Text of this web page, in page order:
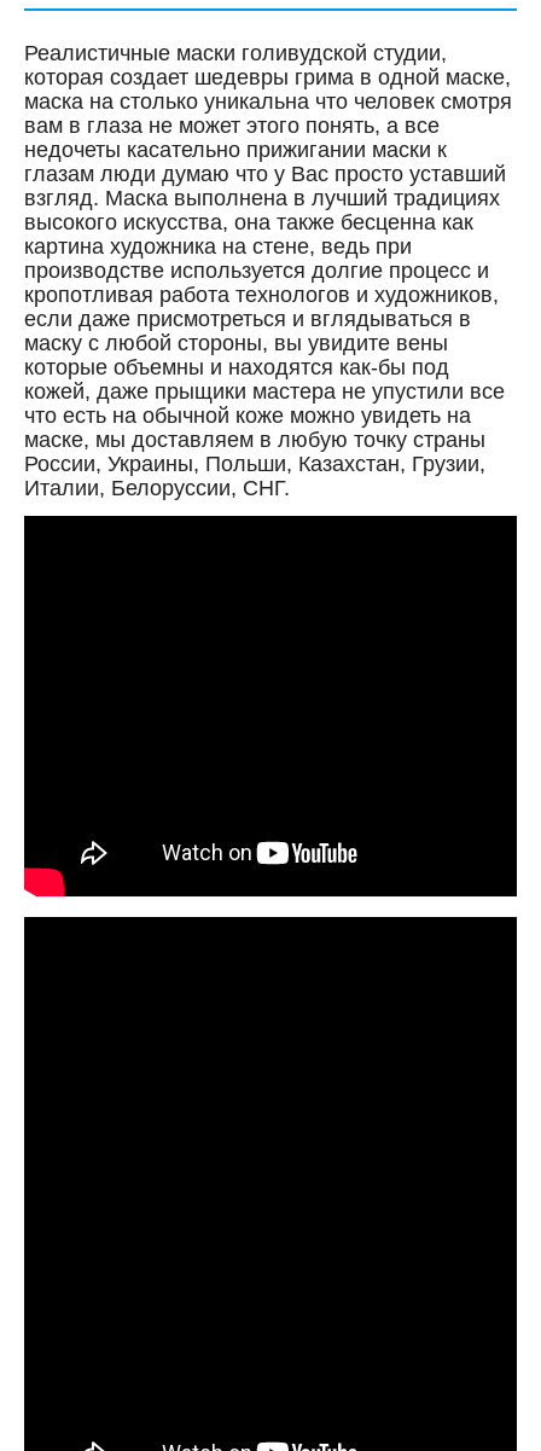
Реалистичные маски голивудской студии,
которая создает шедевры грима в одной маске,
маска на столько уникальна что человек смотря
вам в глаза не может этого понять, а все
недочеты касательно прижигании маски к
глазам люди думаю что у Вас просто уставший
взгляд. Маска выполнена в лучший традициях
высокого искусства, она также бесценна как
картина художника на стене, ведь при
производстве используется долгие процесс и
кропотливая работа технологов и художников,
если даже присмотреться и вглядываться в
маску с любой стороны, вы увидите вены
которые объемны и находятся как-бы под
кожей, даже прыщики мастера не упустили все
что есть на обычной коже можно увидеть на
маске, мы доставляем в любую точку страны
России, Украины, Польши, Казахстан, Грузии,
Италии, Белоруссии, СНГ.